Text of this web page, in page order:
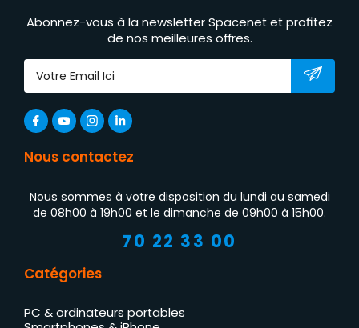
Abonnez-vous à la newsletter Spacenet et profitez
de nos meilleures offres.
Nous contactez
Nous sommes à votre disposition du lundi au samedi
de 08h00 à 19h00 et le dimanche de 09h00 à 15h00.
70 22 33 00
Catégories
PC & ordinateurs portables